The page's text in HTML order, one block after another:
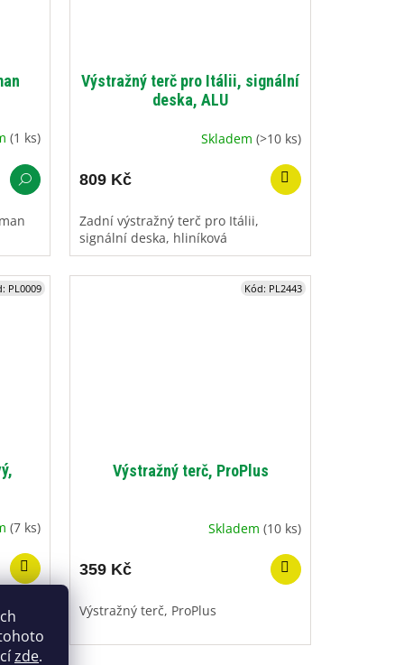
zde.
(1 ks)
Výstražný terč pro Itálii, signální
deska, ALU
Skladem (>10 ks)
809 Kč
Zadní výstražný terč pro Itálii,
signální deska, hliníková
(7 ks)
PL0009
Výstražný terč, ProPlus
Skladem (10 ks)
359 Kč
Výstražný terč, ProPlus
Kód: PL2443